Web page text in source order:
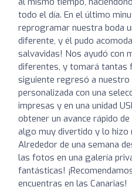
todo el día. En el último
reprogramar nuestra boda
diferente, y él pudo
salvavidas! Nos ayudó con
diferentes, y tomará tantas
siguiente regresó a
personalizada con una
impresas y en una unidad
obtener un avance rápido
algo muy divertido y lo hizo
Alrededor de una semana
las fotos en una galería
fantásticas!
encuentras en las Canarias!